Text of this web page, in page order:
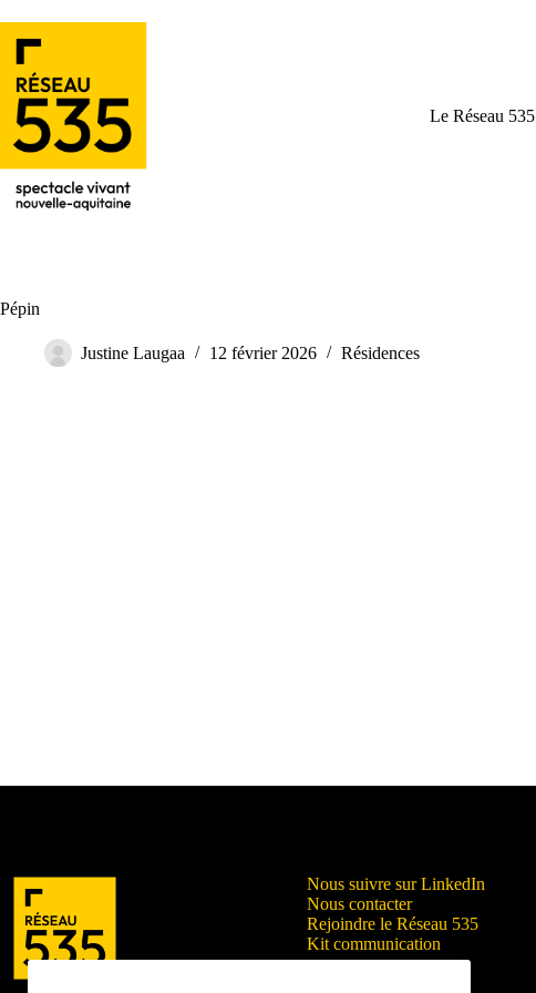
Le Réseau 535
Pépin
Justine Laugaa 12 février 2026 Résidences
Nous suivre sur LinkedIn
Nous contacter
Rejoindre le Réseau 535
Kit communication